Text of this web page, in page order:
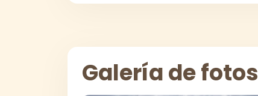
Galería de fotos